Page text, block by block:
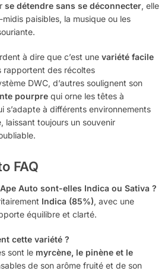
se détendre sans se déconnecter, elle
paisibles, la musique ou les
à dire que c’est une variété facile
rapportent des récoltes
DWC, d’autres soulignent son
pourpre qui orne les têtes à
s’adapte à différents environnements
laissant toujours un souvenir
FAQ
Auto sont-elles Indica ou Sativa ?
Indica (85%), avec une
équilibre et clarté.
cette variété ?
sont le myrcène, le pinène et le
de son arôme fruité et de son